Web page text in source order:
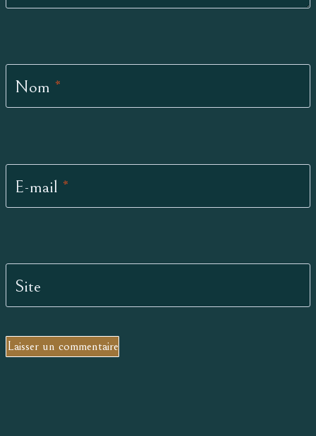
Nom *
E-mail *
Site